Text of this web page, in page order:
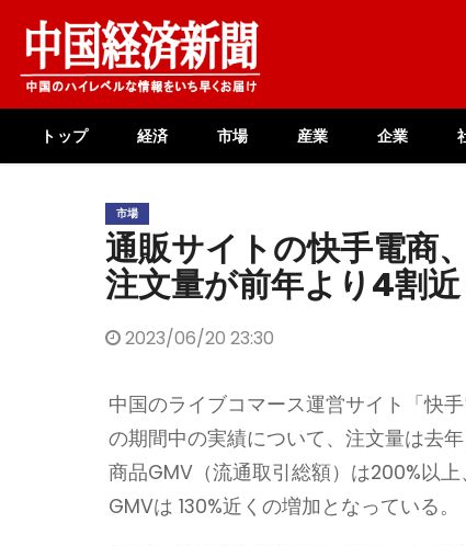
content
トップ 経済 市場 産業 企業
市場
通販サイトの快手電商
注文量が前年より4割
2023/06/20 23:30
中国のライブコマース運営サイト「快
の期間中の実績について、注文量は去
商品GMV（流通取引総額）は200%以
GMVは 130%近くの増加となっている。